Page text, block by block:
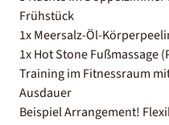
Frühstück
1x Meersalz-Öl-
1x Hot Stone Fußmassage
Training im Fitnessraum
Ausdauer
Beispiel Arrangement!